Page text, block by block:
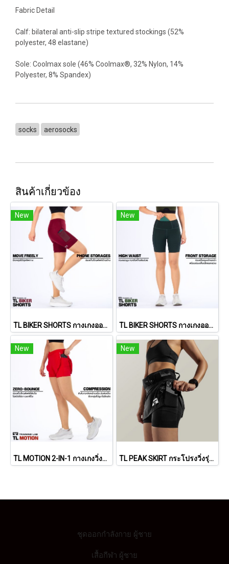
Fabric Detail
Calf: bilateral anti-slip stripe textured stockings (52%
polyester, 48 elastane)
Sole: Coolmax sole (46% Coolmax®, 32% Nylon, 14%
Polyester, 8% Spandex)
socks aerosocks
สินค้าเกี่ยวข้อง
New
TL BIKER SHORTS กางเกงออกกำลังขาสั้นทรงเอวสูง (Burgundy Red)
New
TL BIKER SHORTS กางเกงออกกำลังขาสั้นทรงเอวสูง (Dark Forrest)
New
TL MOTION 2-IN-1 กางเกงวิ่งผู้หญิง รุ่น โมชั่น
New
TL PEAK SKIRT กระโปรงวิ่งรุ่น พีค
ชุดออกกำลังกาย ผู้ชาย
เสื้อกีฬา ผู้ชาย